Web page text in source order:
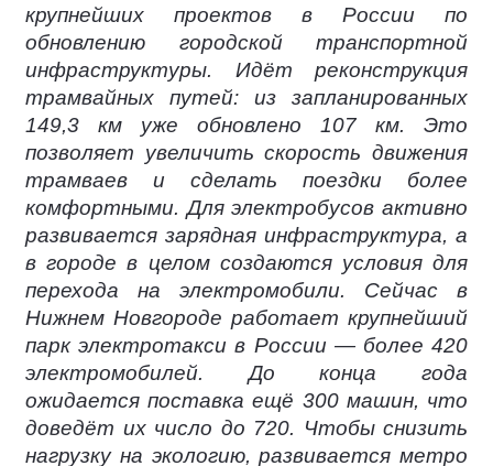
крупнейших проектов в России по
обновлению городской транспортной
инфраструктуры. Идёт реконструкция
трамвайных путей: из запланированных
149,3 км уже обновлено 107 км. Это
позволяет увеличить скорость движения
трамваев и сделать поездки более
комфортными. Для электробусов активно
развивается зарядная инфраструктура, а
в городе в целом создаются условия для
перехода на электромобили. Сейчас в
Нижнем Новгороде работает крупнейший
парк электротакси в России — более 420
электромобилей. До конца года
ожидается поставка ещё 300 машин, что
доведёт их число до 720. Чтобы снизить
нагрузку на экологию, развивается метро